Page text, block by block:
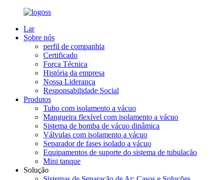
Lar
Sobre nós
perfil de companhia
Certificado
Força Técnica
História da empresa
Nossa Liderança
Responsabilidade Social
Produtos
Tubo com isolamento a vácuo
Mangueira flexível com isolamento a vácuo
Sistema de bomba de vácuo dinâmica
Válvulas com isolamento a vácuo
Separador de fases isolado a vácuo
Equipamentos de suporte do sistema de tubulação
Mini tanque
Solução